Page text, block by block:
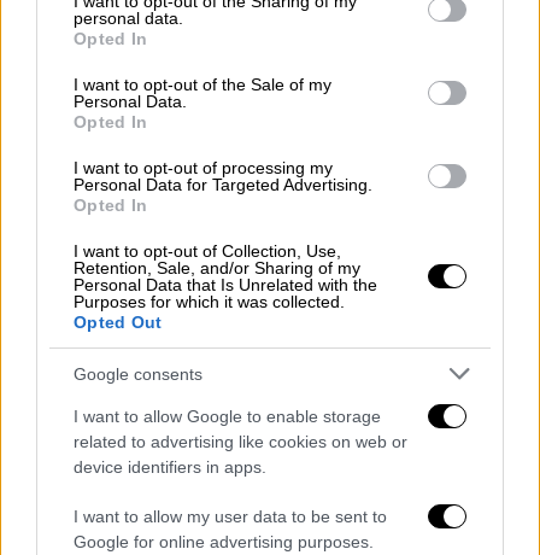
grant or deny consent to Google and its third-party tags to
use your data for below specified purposes in below Google
consent section.
personal data.
Opted In
I want to opt-out of the Sale of my
Personal Data.
Opted In
I want to opt-out of processing my
Personal Data for Targeted Advertising.
Opted In
I want to opt-out of Collection, Use,
Retention, Sale, and/or Sharing of my
Personal Data that Is Unrelated with the
Purposes for which it was collected.
Opted Out
Google consents
I want to allow Google to enable storage
related to advertising like cookies on web or
device identifiers in apps.
I want to allow my user data to be sent to
Google for online advertising purposes.
ανακοίνωση, «Δεν θα μπορούσαμε όμως να
πως όσοι έχουν ίδιους σκοπούς, ίδιο όραμα,
πρέπει να είναι ενωμένοι και αγαπημένοι. Θα
συμμετέχουν, λοιπόν:11 φιλοζωικές
οργανώσεις,8 pet brands, θα λάβουν χώρα
ενημερωτικά sessions
για πράγματα που όλοι πρέπει να γνωρίζουμε
για τα αγαπημένα μας πλάσματα (θα γίνεται
ταυτόχρονη διερμηνεία στη νοηματική από
την Ηandsup Αgency), θα είναι εκεί το
Ηumanity Greece
με το οποίο θα συλλέγουμε
τροφές για αδεσποτάκια που τις
χρειάζονται, ηΤhe dog Projectπου θα βγάλει
τον σκύλο σου την πιο ωραία του
φωτογραφία, 2dog pilates sessions
εννοείται καντίνες μεφαγητό,γλυκό ,μπύρα